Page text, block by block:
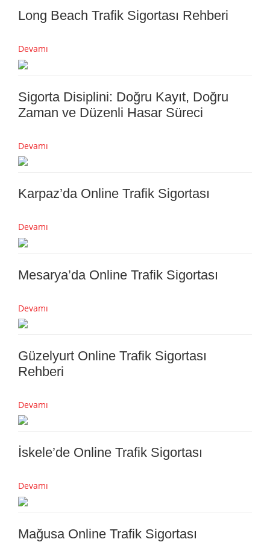
Long Beach Trafik Sigortası Rehberi
Devamı
Sigorta Disiplini: Doğru Kayıt, Doğru
Zaman ve Düzenli Hasar Süreci
Devamı
Karpaz’da Online Trafik Sigortası
Devamı
Mesarya’da Online Trafik Sigortası
Devamı
Güzelyurt Online Trafik Sigortası
Rehberi
Devamı
İskele’de Online Trafik Sigortası
Devamı
Mağusa Online Trafik Sigortası